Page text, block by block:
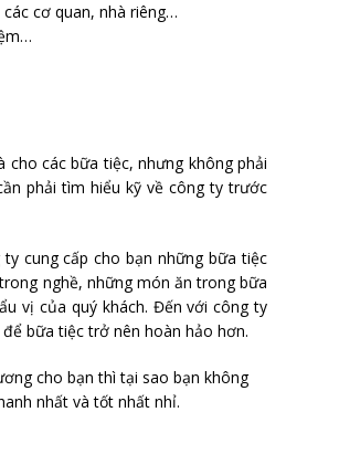
cơ quan, nhà riêng…
cho các bữa tiệc, nhưng không phải
phải tìm hiểu kỹ về công ty trước
cung cấp cho bạn những bữa tiệc
nghề, những món ăn trong bữa
vị của quý khách. Đến với công ty
bữa tiệc trở nên hoàn hảo hơn.
cho bạn thì tại sao bạn không
nhất và tốt nhất nhỉ.